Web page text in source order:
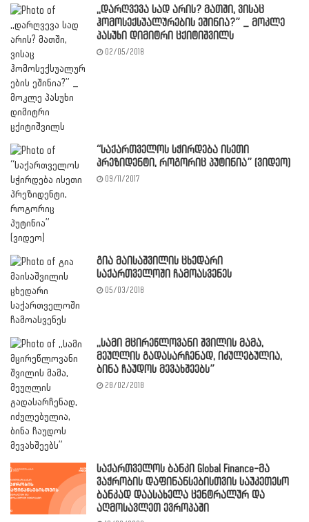
,,დარღვევა სად არის? მათში, ვისაც
ჰომოსექსუალურების ეშინია?” _ მოკლე
პასუხი დიმიტრი ცქიტიშვილს
02/05/2018
“საქართველოს სჭირდება ისეთი
პრეზიდენტი, როგორიც პუტინია” (ვიდეო)
09/11/2017
გია მაისაშვილის ცხედარი
საქართველოში ჩამოასვენეს
05/03/2018
,,სამი მცირეწლოვანი შვილის მამა,
მეუღლის გადასარჩენად, იძულებულია,
ბინა ჩაუდოს მევახშეებს”
28/02/2018
საქართველოს ბანკი Global Finance-მა
ვაჭრობის დაფინანსებისთვის საუკეთესო
ბანკად დაასახელა ცენტრალურ და
აღმოსავლეთ ევროპაში